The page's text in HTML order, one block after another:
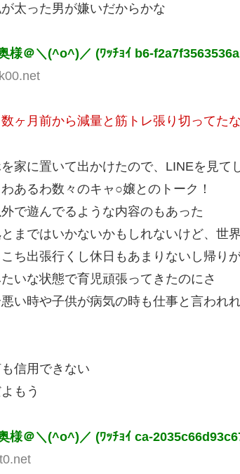
太った男が嫌いだからかな
様＠＼(^o^)／ (ﾜｯﾁｮｲ b6-
ヶ月前から減量と筋トレ張り切ってた
家に置いて出かけたので、LINEを見て
あるわ数々のキャ○嬢とのトーク！
で遊んでるような内容のもあった
まではいかないかもしれないけど、世
ち出張行くし休日もあまりないし帰り
いな状態で育児頑張ってきたのにさ
い時や子供が病気の時も仕事と言われ
信用できない
もう
様＠＼(^o^)／ (ﾜｯﾁｮｲ ca-